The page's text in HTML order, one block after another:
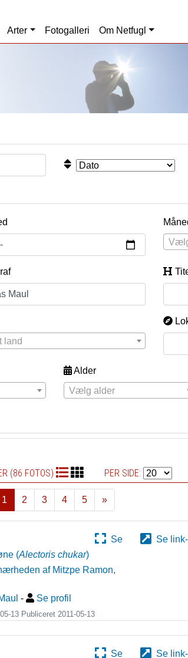
Arter Fotogalleri Om Netfugl
land
Alder
Vælg alder
(86 FOTOS) PER SIDE:
1 2 3 4 5
»
Næste
Se
Se
(Alectoris chukar)
af Mitzpe Ramon,
- Se profil
13 Publiceret2011-05-13
Se
Se